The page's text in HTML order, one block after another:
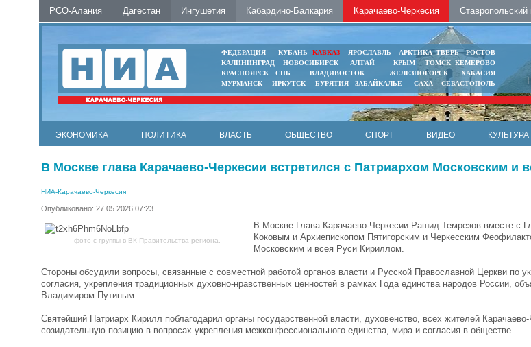
РСО-Алания Дагестан Ингушетия Кабардино-Балкария Карачаево-Черкесия Ставропольский
ФЕДЕРАЦИЯ КУБАНЬ КАВКАЗ ЯРОСЛАВЛЬ АРКТИКА ТВЕРЬ
РОСТОВ
КАЛИНИНГРАД
НОВОСИБИРСК АЛТАЙ КРЫМ ТОМСК КЕМЕРОВО
КРАСНОЯРСК
СПБ ВЛАДИВОСТОК ЖЕЛЕЗНОГОРСК
ХАКАСИЯ
МУРМАНСК
ИРКУТСК БУРЯТИЯ ЗАБАЙКАЛЬЕ САХА СЕВАСТОПОЛЬ
ЭКОНОМИКА ПОЛИТИКА ВЛАСТЬ ОБЩЕСТВО СПОРТ ВИДЕО КУЛЬТУРА
В Москве глава Карачаево-Черкесии встретился с Патриархом Московским и
НИА-Карачаево-Черкесия
Опубликовано: 27.05.2026 07:23
фото с группы в ВК Правительства региона.
В Москве Глава Карачаево-Черкесии Рашид Темрезов вместе с
Коковым и Архиепископом Пятигорским и Черкесским
Московским и всея Руси Кириллом.
Стороны обсудили вопросы, связанные с совместной работой органов власти и Русской Православной Церкви по
согласия, укрепления традиционных духовно-нравственных ценностей в рамках Года единства народов России,
Владимиром Путиным.
Святейший Патриарх Кирилл поблагодарил органы государственной власти, духовенство, всех жителей
созидательную позицию в вопросах укрепления межконфессионального единства, мира и согласия в обществе.